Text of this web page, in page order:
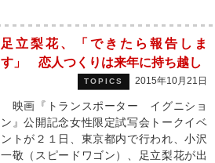
足立梨花、「できたら報告しま
す」 恋人つくりは来年に持ち越し
TOPICS 2015年10月21日
映画『トランスポーター イグニショ
ン』公開記念女性限定試写会トークイベ
ントが２１日、東京都内で行われ、小沢
一敬（スピードワゴン）、足立梨花が出